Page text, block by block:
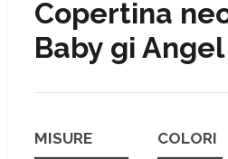
Copertina
Baby gi
MISURE
COLORI